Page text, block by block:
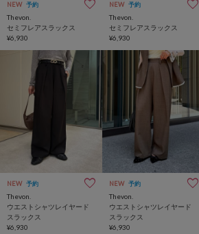
NEW 予約
Thevon.
セミフレアスラックス
¥6,930
NEW 予約
Thevon.
セミフレアスラックス
¥6,930
NEW 予約
Thevon.
ウエストシャツレイヤード
スラックス
¥6,930
NEW 予約
Thevon.
ウエストシャツレイヤード
スラックス
¥6,930